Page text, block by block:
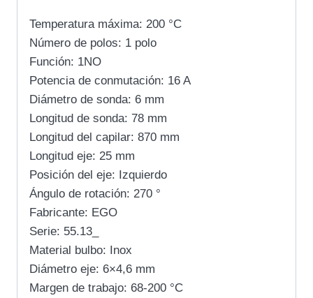
Temperatura máxima: 200 °C
Número de polos: 1 polo
Función: 1NO
Potencia de conmutación: 16 A
Diámetro de sonda: 6 mm
Longitud de sonda: 78 mm
Longitud del capilar: 870 mm
Longitud eje: 25 mm
Posición del eje: Izquierdo
Ángulo de rotación: 270 °
Fabricante: EGO
Serie: 55.13_
Material bulbo: Inox
Diámetro eje: 6×4,6 mm
Margen de trabajo: 68-200 °C